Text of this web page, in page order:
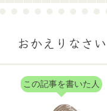
おかえりなさい
この記事を書いた人